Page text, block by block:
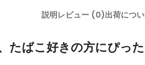
説明レビュー (0)出荷につ
たばこ好きの方にぴっ